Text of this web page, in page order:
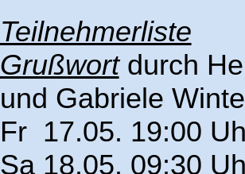
Teilnehmerliste
Grußwortdurch
und Gabriele
Fr 17.05. 19:00
Sa 18.05. 09:30